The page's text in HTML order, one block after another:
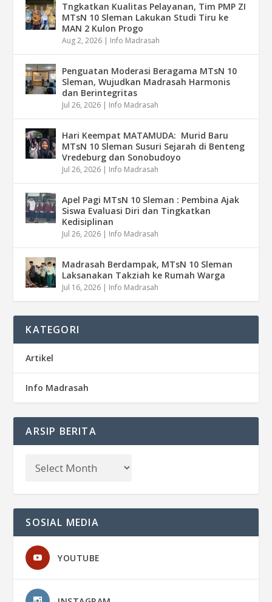
Tngkatkan Kualitas Pelayanan, Tim PMP ZI
MTsN 10 Sleman Lakukan Studi Tiru ke
MAN 2 Kulon Progo
Aug 2, 2026 | Info Madrasah
Penguatan Moderasi Beragama MTsN 10
Sleman, Wujudkan Madrasah Harmonis
dan Berintegritas
Jul 26, 2026 | Info Madrasah
Hari Keempat MATAMUDA: Murid Baru
MTsN 10 Sleman Susuri Sejarah di Benteng
Vredeburg dan Sonobudoyo
Jul 26, 2026 | Info Madrasah
Apel Pagi MTsN 10 Sleman : Pembina Ajak
Siswa Evaluasi Diri dan Tingkatkan
Kedisiplinan
Jul 26, 2026 | Info Madrasah
Madrasah Berdampak, MTsN 10 Sleman
Laksanakan Takziah ke Rumah Warga
Jul 16, 2026 | Info Madrasah
KATEGORI
Artikel
Info Madrasah
ARSIP BERITA
SOSIAL MEDIA
YOUTUBE